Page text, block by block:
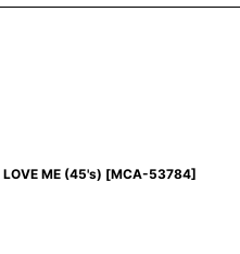
LOVE ME (45's) [MCA-53784]